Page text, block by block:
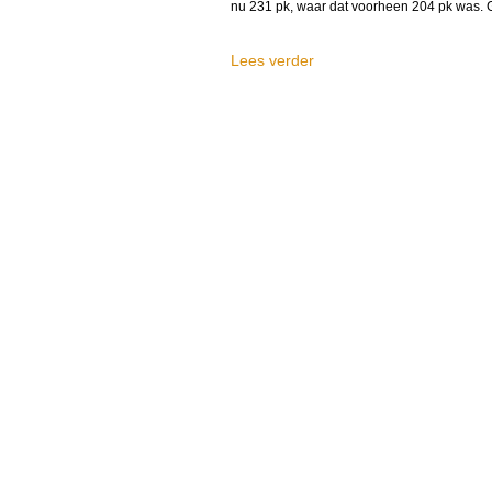
nu 231 pk, waar dat voorheen 204 pk was.
Lees verder